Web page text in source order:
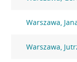
Warszawa,
Warszawa,